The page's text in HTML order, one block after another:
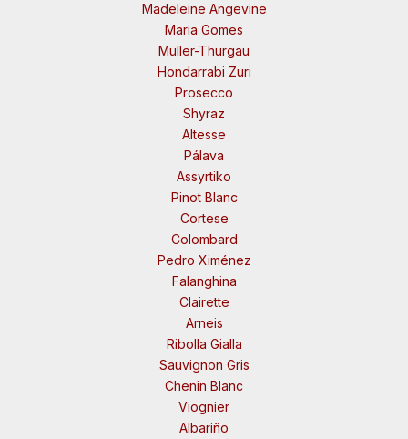
Madeleine Angevine
Maria Gomes
Müller-Thurgau
Hondarrabi Zuri
Prosecco
Shyraz
Altesse
Pálava
Assyrtiko
Pinot Blanc
Cortese
Colombard
Pedro Ximénez
Falanghina
Clairette
Arneis
Ribolla Gialla
Sauvignon Gris
Chenin Blanc
Viognier
Albariño